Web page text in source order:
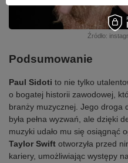
Źródło:
Podsumowanie
Paul Sidoti to nie tylko
o bogatej historii zawodowej,
branży muzycznej. Jego droga
była pełna wyzwań, ale dzięki
muzyki udało mu się osiągnąć
Taylor Swift otworzyła przed
kariery, umożliwiając występy